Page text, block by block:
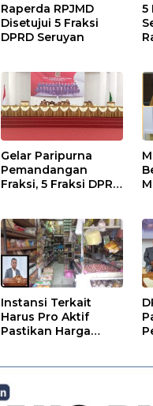
Raperda RPJMD
Disetujui 5 Fraksi
DPRD Seruyan
5
Gelar Paripurna
Pemandangan
Fraksi, 5 Fraksi DPRD
Instansi Terkait
Harus Pro Aktif
Pastikan Harga